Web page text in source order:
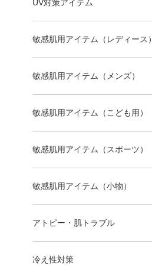
UV対策アイテム
敏感肌用アイテム（レディース）
敏感肌用アイテム（メンズ）
敏感肌用アイテム（こども用）
敏感肌用アイテム（スポーツ）
敏感肌用アイテム（小物）
アトピー・肌トラブル
冷え性対策